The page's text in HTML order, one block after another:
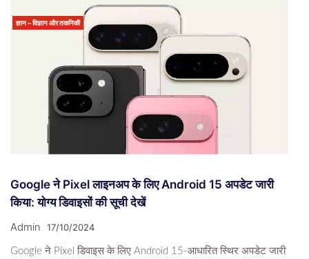
ज्ञान – विज्ञान और तकनिकी
Google ने Pixel लाइनअप के लिए Android 15 अपडेट जारी
किया: योग्य डिवाइसों की सूची देखें
Admin 17/10/2024
Google ने Pixel डिवाइस के लिए Android 15-आधारित स्थिर अपडेट जारी